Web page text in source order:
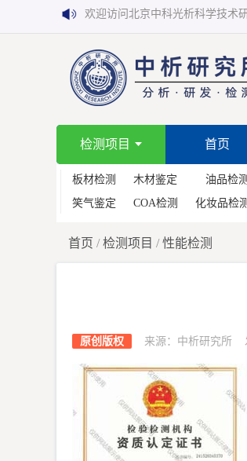
欢迎访问北京中科光析科学技术
检测项目 首页
板材检测 木材鉴定
油品检测
笑气鉴定
COA检测 化妆品检测
首页 /检测项目 /性能检测
原创版权 来源：中析研究所